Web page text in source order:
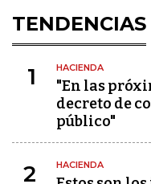
TENDENCIAS
1 HACIENDA
"En las
decreto de
público"
2 HACIENDA